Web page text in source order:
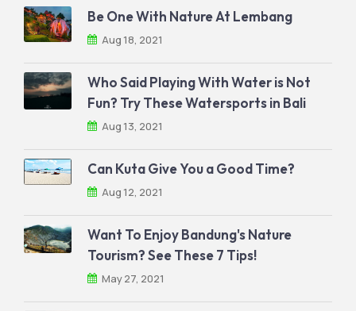
Be One With Nature At Lembang
Aug 18, 2021
Who Said Playing With Water is Not
Fun? Try These Watersports in Bali
Aug 13, 2021
Can Kuta Give You a Good Time?
Aug 12, 2021
Want To Enjoy Bandung's Nature
Tourism? See These 7 Tips!
May 27, 2021